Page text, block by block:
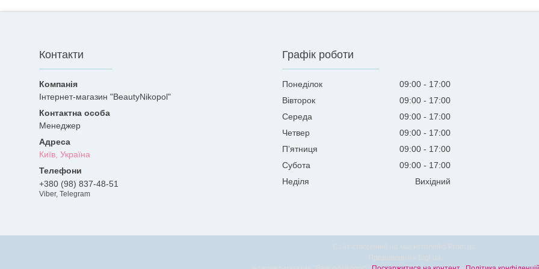
Контакти
Інтернет-магазин "BeautyNikopol"
Менеджер
Київ, Україна
+380 (98) 837-48-51
Viber, Telegram
Графік роботи
Понеділок 09:00
17:00
Вівторок
09:00
17:00
Середа
09:00
17:00
Четвер
09:00
17:00
Пʼятниця
09:00
17:00
Субота
09:00
17:00
Неділя
Вихідний